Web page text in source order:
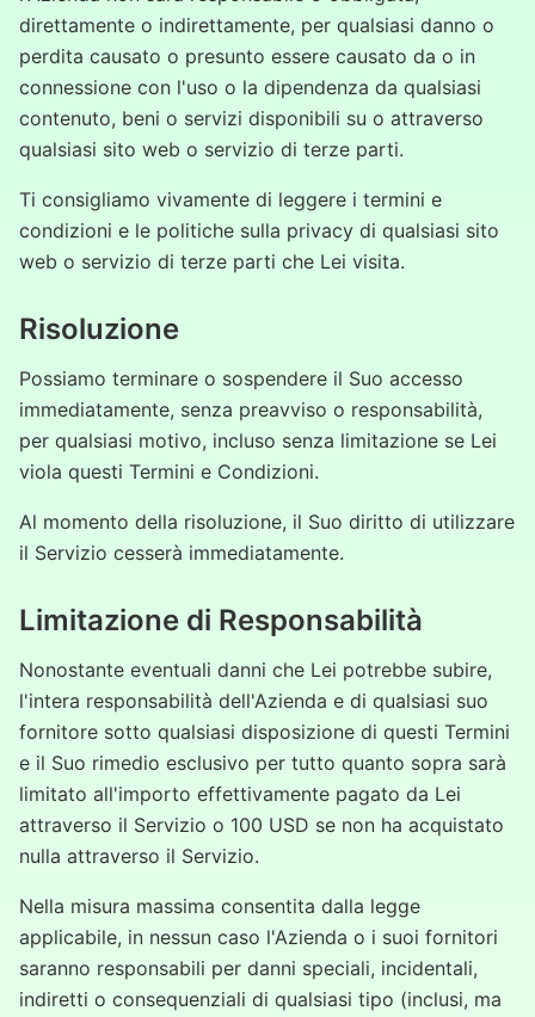
direttamente o indirettamente, per qualsiasi danno o
perdita causato o presunto essere causato da o in
connessione con l'uso o la dipendenza da qualsiasi
contenuto, beni o servizi disponibili su o attraverso
qualsiasi sito web o servizio di terze parti.
Ti consigliamo vivamente di leggere i termini e
condizioni e le politiche sulla privacy di qualsiasi sito
web o servizio di terze parti che Lei visita.
Risoluzione
Possiamo terminare o sospendere il Suo accesso
immediatamente, senza preavviso o responsabilità,
per qualsiasi motivo, incluso senza limitazione se Lei
viola questi Termini e Condizioni.
Al momento della risoluzione, il Suo diritto di utilizzare
il Servizio cesserà immediatamente.
Limitazione di Responsabilità
Nonostante eventuali danni che Lei potrebbe subire,
l'intera responsabilità dell'Azienda e di qualsiasi suo
fornitore sotto qualsiasi disposizione di questi Termini
e il Suo rimedio esclusivo per tutto quanto sopra sarà
limitato all'importo effettivamente pagato da Lei
attraverso il Servizio o 100 USD se non ha acquistato
nulla attraverso il Servizio.
Nella misura massima consentita dalla legge
applicabile, in nessun caso l'Azienda o i suoi fornitori
saranno responsabili per danni speciali, incidentali,
indiretti o consequenziali di qualsiasi tipo (inclusi, ma